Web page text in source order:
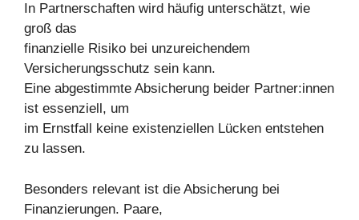
In Partnerschaften wird häufig unterschätzt, wie
groß das
finanzielle Risiko bei unzureichendem
Versicherungsschutz sein kann.
Eine abgestimmte Absicherung beider Partner:innen
ist essenziell, um
im Ernstfall keine existenziellen Lücken entstehen
zu lassen.
Besonders relevant ist die Absicherung bei
Finanzierungen. Paare,